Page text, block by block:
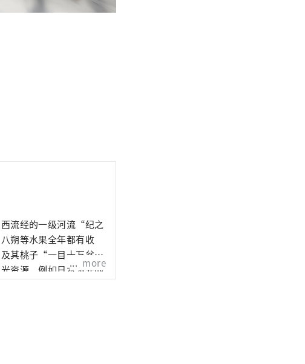
流经的一级河流“纪之
朔等水果全年都有收
其桃子“一目十万盆桃
资源，例如日本领先的
水果观光局除了销售水
more